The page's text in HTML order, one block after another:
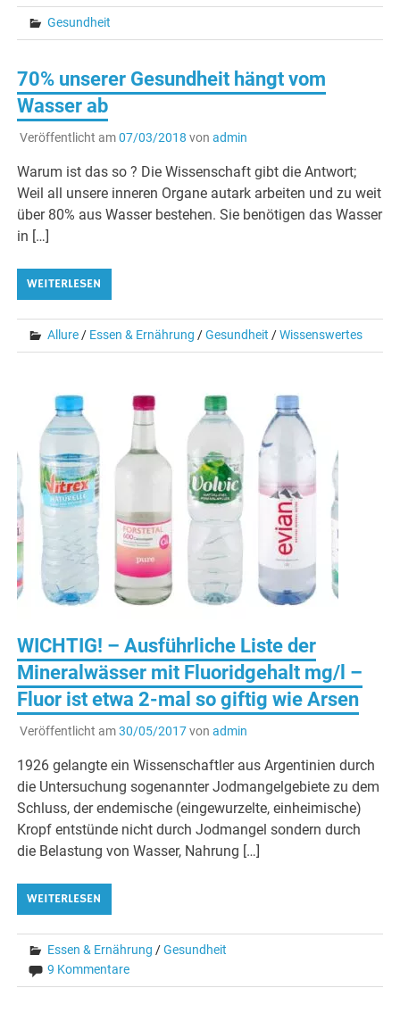
Gesundheit
70% unserer Gesundheit hängt vom
Wasser ab
Veröffentlicht am07/03/2018 von admin
Warum ist das so ? Die Wissenschaft gibt die Antwort;
Weil all unsere inneren Organe autark arbeiten und zu weit
über 80% aus Wasser bestehen. Sie benötigen das Wasser
in […]
WEITERLESEN
Allure / Essen & Ernährung /Gesundheit /Wissenswertes
WICHTIG! – Ausführliche Liste der
Mineralwässer mit Fluoridgehalt mg/l –
Fluor ist etwa 2-mal so giftig wie Arsen
Veröffentlicht am30/05/2017von admin
1926 gelangte ein Wissenschaftler aus Argentinien durch
die Untersuchung sogenannter Jodmangelgebiete zu dem
Schluss, der endemische (eingewurzelte, einheimische)
Kropf entstünde nicht durch Jodmangel sondern durch
die Belastung von Wasser, Nahrung […]
WEITERLESEN
Essen & Ernährung /Gesundheit
9 Kommentare